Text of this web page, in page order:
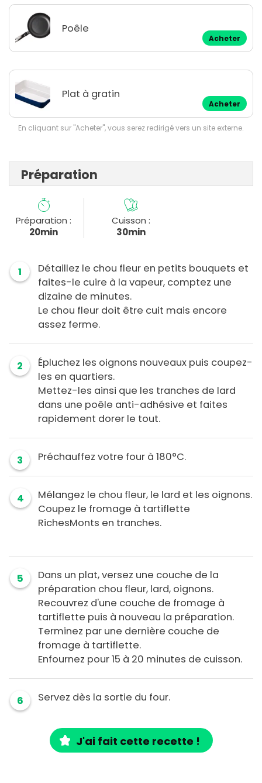
Poêle
Acheter
Plat à gratin
Acheter
En cliquant sur "Acheter", vous serez redirigé vers un site externe.
Préparation
Préparation :
20min
Cuisson :
30min
1
Détaillez le chou fleur en petits bouquets et
faites-le cuire à la vapeur, comptez une
dizaine de minutes.
Le chou fleur doit être cuit mais encore
assez ferme.
2
Épluchez les oignons nouveaux puis coupez-
les en quartiers.
Mettez-les ainsi que les tranches de lard
dans une poêle anti-adhésive et faites
rapidement dorer le tout.
3 Préchauffez votre four à 180°C.
4
Mélangez le chou fleur, le lard et les oignons.
Coupez le fromage à tartiflette
RichesMonts en tranches.
5
Dans un plat, versez une couche de la
préparation chou fleur, lard, oignons.
Recouvrez d'une couche de fromage à
tartiflette puis à nouveau la préparation.
Terminez par une dernière couche de
fromage à tartiflette.
Enfournez pour 15 à 20 minutes de cuisson.
6 Servez dès la sortie du four.
J'ai fait cette recette !